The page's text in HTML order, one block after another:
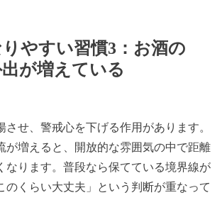
やすい習慣3：お酒の
が増えている
させ、警戒心を下げる作用があります。
が増えると、開放的な雰囲気の中で距離
なります。普段なら保てている境界線が
のくらい大丈夫」という判断が重なって